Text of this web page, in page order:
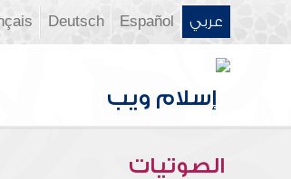
عربي Español
Deutsch
الصوتيات